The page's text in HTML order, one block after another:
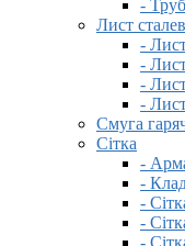
-
Лист
-
-
-
-
Смуга
Сітка
-
-
-
-
-